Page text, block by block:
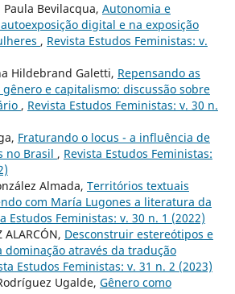
Paula Bevilacqua, Autonomia e
digital e na exposição
, Revista Estudos Feministas: v.
Hildebrand Galetti, Repensando as
e capitalismo: discussão sobre
, Revista Estudos Feministas: v. 30 n.
Fraturando o locus - a influência de
no Brasil , Revista Estudos Feministas:
Almada, Territórios textuais
com María Lugones a literatura da
Estudos Feministas: v. 30 n. 1 (2022)
ALARCÓN, Desconstruir estereótipos e
dominação através da tradução
Estudos Feministas: v. 31 n. 2 (2023)
Ugalde, Gênero como